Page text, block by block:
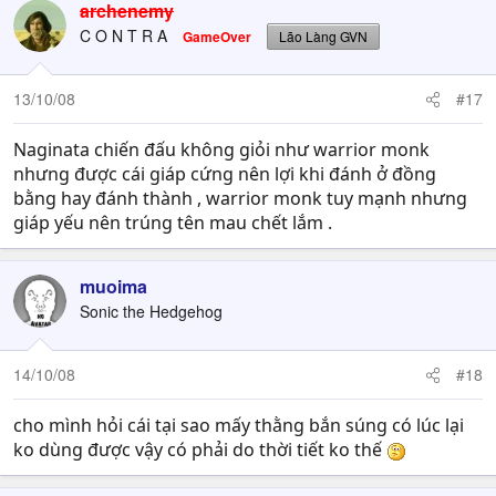
archenemy
C O N T R A GameOver Lão Làng GVN
13/10/08 #17
Naginata chiến đấu không giỏi như warrior monk
nhưng được cái giáp cứng nên lợi khi đánh ở đồng
bằng hay đánh thành , warrior monk tuy mạnh nhưng
giáp yếu nên trúng tên mau chết lắm .
muoima
Sonic the Hedgehog
14/10/08 #18
cho mình hỏi cái tại sao mấy thằng bắn súng có lúc lại
ko dùng được vậy có phải do thời tiết ko thế